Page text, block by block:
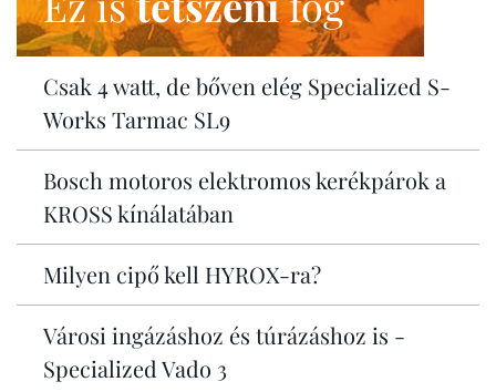
Csak 4 watt, de bőven elég Specialized S-
Works Tarmac SL9
Bosch motoros elektromos kerékpárok a
KROSS kínálatában
Milyen cipő kell HYROX-ra?
Városi ingázáshoz és túrázáshoz is -
Specialized Vado 3